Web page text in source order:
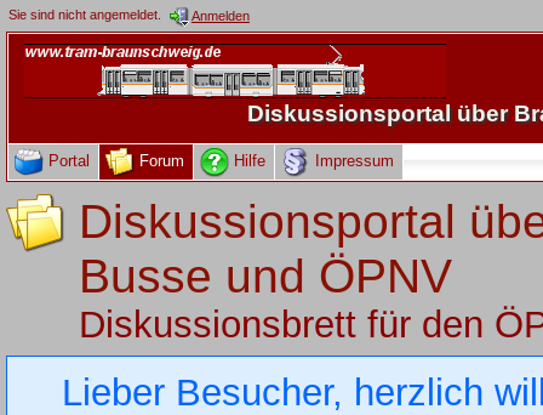
Sie sind nicht angemeldet. Anmelden
Diskussionsportal über
Portal Forum Hilfe Impressum
Diskussionsportal
Busse und ÖPNV
Diskussionsbrett für den
Lieber Besucher, herzlich